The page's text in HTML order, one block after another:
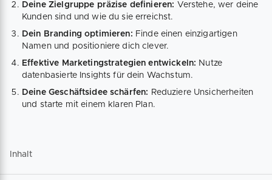
Deine Zielgruppe präzise definieren: Verstehe, wer deine
Kunden sind und wie du sie erreichst.
Dein Branding optimieren: Finde einen einzigartigen
Namen und positioniere dich clever.
Effektive Marketingstrategien entwickeln: Nutze
datenbasierte Insights für dein Wachstum.
Deine Geschäftsidee schärfen: Reduziere Unsicherheiten
und starte mit einem klaren Plan.
Inhalt